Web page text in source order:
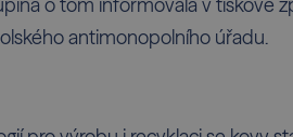
o tom informovala v tiskové
antimonopolního úřadu.